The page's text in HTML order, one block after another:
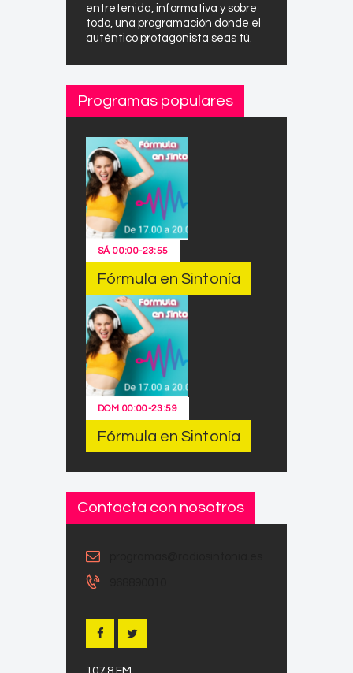
entretenida, informativa y sobre
todo, una programación donde el
auténtico protagonista seas tú.
Programas populares
SÁ00:00-23:55
Fórmula en Sintonía
DOM 00:00-23:59
Fórmula en Sintonía
Contacta con nosotros